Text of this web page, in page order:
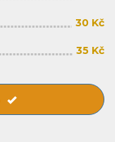
30 Kč
35 Kč